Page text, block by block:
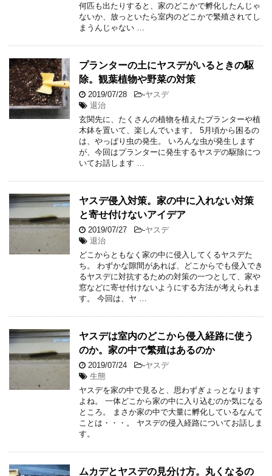
何匹も出たりすると、家のどこかで孵化したんじゃ
ないか、放っといたら室内のどこかで繁殖されてし
まうんじゃない …
プランターの土にヤスデがいるときの駆
除。観葉植物や野菜の対策
2019/07/28 -ヤスデ
退治
玄関先に、たくさんの植物を植えたプランターや植
木鉢を置いて、楽しんでいます。 5月頃から困るの
は、やっぱり虫の発生。 いろんな虫が発生します
が、今回はプランターに発生するヤスデの駆除につ
いてお話します …
ヤスデ侵入対策。家の中に入れない対策
と寄せ付けないアイデア
2019/07/27 -ヤスデ
退治
どこからともなく家の中に侵入してくるヤスデた
ち。 わずかな隙間があれば、どこからでも侵入でき
るヤスデに対抗するための対策の一つとして、家や
窓などに寄せ付けないようにする方法が考えられま
す。 今回は、ヤ …
ヤスデは室内のどこから侵入経路に使う
のか。家の中で繁殖はあるのか
2019/07/24 -ヤスデ
生態
ヤスデを家の中で見ると、思わずぎょっとなります
よね。 一体どこから家の中に入り込むのか気になる
ところ。 まさか家の中で大量に孵化しているなんて
ことは・・・。 ヤスデの侵入経路についてお話しま
す。
ムカデとヤスデの見分け方。丸くなるの